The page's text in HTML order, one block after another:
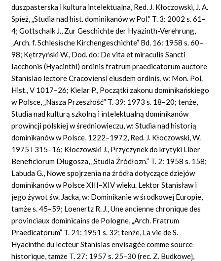
duszpasterska i kultura intelektualna, Red. J. Kłoczowski, J. A.
Spież, „Studia nad hist. dominikanów w Pol.” T. 3: 2002 s. 61–
4; Gottschalk J., Zur Geschichte der Hyazinth-Verehrung,
„Arch. f. Schlesische Kirchengeschichte” Bd. 16: 1958 s. 60–
98; Kętrzyński W., Dod.do: De vitaet miraculis Sancti
Iacchonis (Hyacinthi) ordinis fratrum praedicatorum auctore
Stanislao lectoreCracoviensieiusdem ordinis, w: Mon. Pol.
Hist., V 1017–26; Kielar P., Początki zakonu dominikańskiego
w Polsce, „Nasza Przeszłość” T. 39: 1973 s. 18–20; tenże,
Studia nad kulturą szkolną i intelektualną dominikanów
prowincji polskiej w średniowieczu, w: Studia nad historią
dominikanów w Polsce, 1222–1972, Red. J. Kłoczowski, W.
1975 I 315–16; Kłoczowski J., Przyczynek do krytyki Liber
Beneficiorum Długosza, „Studia Źródłozn.” T. 2: 1958 s. 158;
Labuda G., Nowe spojrzenia na źródła dotyczące dziejów
dominikanów w Polsce XIII–XIV wieku. Lektor Stanisław i
jego żywot św. Jacka, w: Dominikanie w środkowej Europie,
tamże s. 45–59; Loenertz R. J.,Uneanciennechroniquedes
provinciauxdominicains de Pologne, „Arch. Fratrum
Praedicatorum” T. 21: 1951 s. 32; tenże, La viede S.
Hyacinthedu lecteur Stanislasenvisagéecomme source
historique,tamże T. 27: 1957 s. 25–30 (rec. Z. Budkowej,